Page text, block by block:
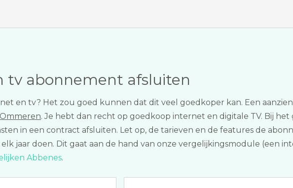
tv abonnement afsluiten
en tv? Het zou goed kunnen dat dit veel goedkoper kan. Een
. Je hebt dan recht op goedkoop internet en digitale TV. Bij
in een contract afsluiten. Let op, de tarieven en de features de
jaar doen. Dit gaat aan de hand van onze vergelijkingsmodule (een
Abbenes.